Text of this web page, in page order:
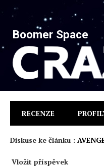
Boomer Space
RECENZE
Diskuse ke článku :
Vložit příspěvek